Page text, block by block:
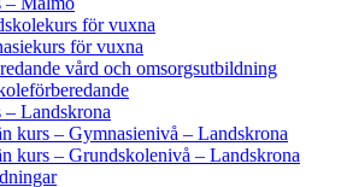
för vuxna
för vuxna
vård och omsorgsutbildning
Landskrona
kurs – Gymnasienivå – Landskrona
kurs – Grundskolenivå – Landskrona